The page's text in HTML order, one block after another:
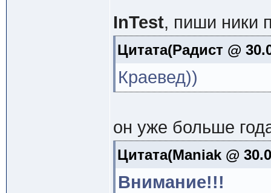
InTest, пиши ники
Цитата(Радист @
Краевед))
он уже больше
Цитата(Maniak @
Внимание!!!